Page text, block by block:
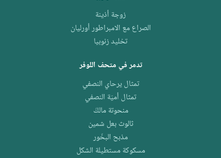
زوجة أذينة
الصراع مع الامبراطور أورليان
تخليد زنوبيا
تدمر في متحف اللوفر
تمثال يرحاي النصفي
تمثال أميّة النصفي
منحوتة مالكُ
ثالوث بعل شمين
مذبح البخّور
مسكوكة مستطيلة الشكل